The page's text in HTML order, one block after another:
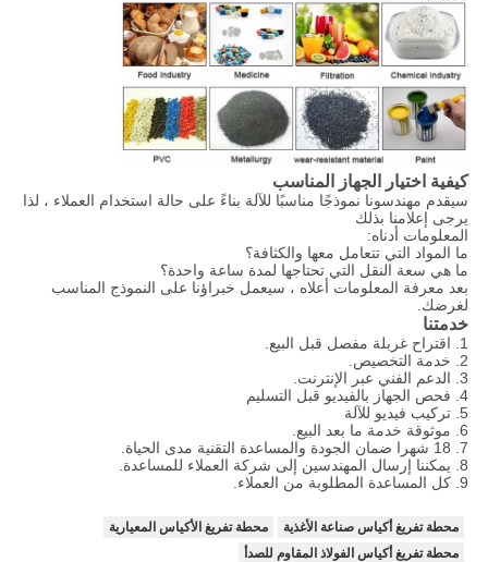
كيفية اختيار الجهاز المناسب
سيقدم مهندسونا نموذجًا مناسبًا للآلة بناءً على حالة استخدام العملاء ، لذا
يرجى إعلامنا بذلك
المعلومات أدناه:
ما المواد التي تتعامل معها والكثافة؟
ما هي سعة النقل التي تحتاجها لمدة ساعة واحدة؟
بعد معرفة المعلومات أعلاه ، سيعمل خبراؤنا على النموذج المناسب
لغرضك.
خدمتنا
1. اقتراح غربلة مفصل قبل البيع.
2. خدمة التخصيص.
3. الدعم الفني عبر الإنترنت.
4. فحص الجهاز بالفيديو قبل التسليم
5. تركيب فيديو للآلة
6. موثوقة خدمة ما بعد البيع.
7. 18 شهرا ضمان الجودة والمساعدة التقنية مدى الحياة.
8. يمكننا إرسال المهندسين إلى شركة العملاء للمساعدة.
9. كل المساعدة المطلوبة من العملاء.
محطة تفريغ أكياس صناعة الأغذية
محطة تفريغ الأكياس المعيارية
محطة تفريغ أكياس الفولاذ المقاوم للصدأ